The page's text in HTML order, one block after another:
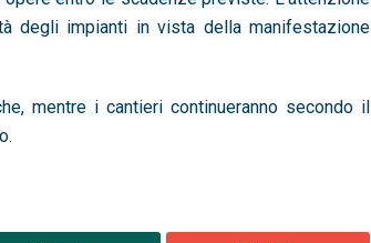
degli impianti in vista della manifestazione
mentre i cantieri continueranno secondo il